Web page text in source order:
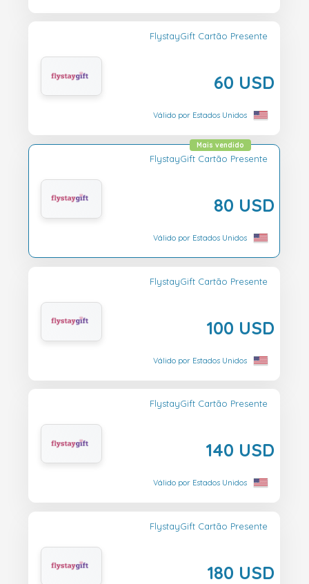
FlystayGift Cartão Presente
60 USD
Válido por Estados Unidos
FlystayGift Cartão Presente
80 USD
Mais vendido
Válido por Estados Unidos
FlystayGift Cartão Presente
100 USD
Válido por Estados Unidos
FlystayGift Cartão Presente
140 USD
Válido por Estados Unidos
FlystayGift Cartão Presente
180 USD